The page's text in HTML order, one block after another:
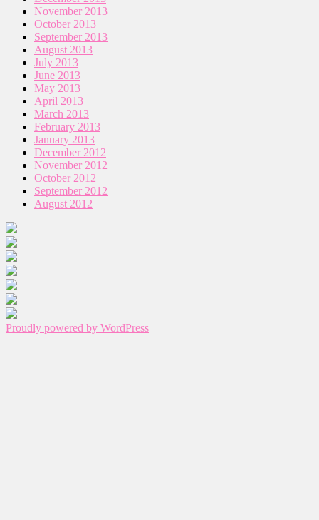
November 2013
October 2013
September 2013
August 2013
July 2013
June 2013
May 2013
April 2013
March 2013
February 2013
January 2013
December 2012
November 2012
October 2012
September 2012
August 2012
Proudly powered by WordPress